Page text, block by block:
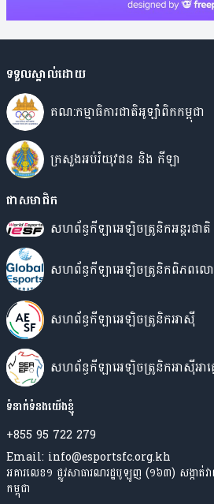
ទទួលស្គាល់ដោយ
គណ:កម្មាធិការជាតិអូឡាំពិកកម្ពុជា
ក្រសួងអប់រំយុវជន​ និង កីឡា
ជាសមាជិក
សហព័ន្ធកីឡាអេឡិចត្រូនិកអន្តរជាតិ
សហព័ន្ធកីឡាអេឡិចត្រូនិកពិភពល
សហព័ន្ធកីឡាអេឡិចត្រូនិកអាស៊ី
សហព័ន្ធ​កីឡា​​អេឡិចត្រូនិក​អាស៊ី​អាគ្
ទំនាក់ទំនងយើងខ្ញុំ
+855 95 722 279
Email: info@esportsfc.org.kh
អគារលេខ១ ផ្លូវសាធារណរដ្ឋបូឡូញ (១៦៣) សង្កាត់វ
កម្ពុជា